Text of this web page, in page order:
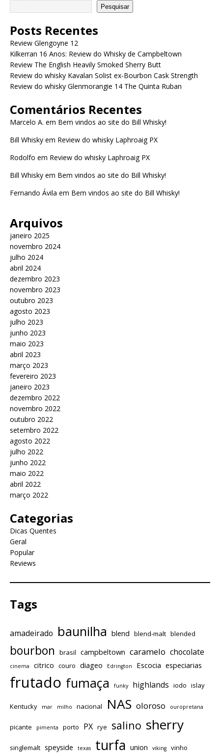
Pesquisar
Posts Recentes
Review Glengoyne 12
Kilkerran 16 Anos: Review do Whisky de Campbeltown
Review The English Heavily Smoked Sherry Butt
Review do whisky Kavalan Solist ex-Bourbon Cask Strength
Review do whisky Glenmorangie 14 The Quinta Ruban
Comentários Recentes
Marcelo A. em Bem vindos ao site do Bill Whisky!
Bill Whisky em Review do whisky Laphroaig PX
Rodolfo em Review do whisky Laphroaig PX
Bill Whisky em Bem vindos ao site do Bill Whisky!
Fernando Ávila em Bem vindos ao site do Bill Whisky!
Arquivos
janeiro 2025
novembro 2024
julho 2024
abril 2024
dezembro 2023
novembro 2023
outubro 2023
agosto 2023
julho 2023
junho 2023
maio 2023
abril 2023
março 2023
fevereiro 2023
janeiro 2023
dezembro 2022
novembro 2022
outubro 2022
setembro 2022
agosto 2022
julho 2022
junho 2022
maio 2022
abril 2022
março 2022
Categorias
Dicas Quentes
Geral
Popular
Reviews
Tags
amadeirado baunilha blend blend-malt blended
bourbon brasil campbeltown caramelo chocolate
cinema citrico couro diageo Edrington Escocia especiarias
frutado fumaça funky highlands iodo islay
Kentucky mar milho nacional NAS oloroso ouropretana
picante pimenta porto PX rye salino sherry
singlemalt speyside texas turfa union viking vinho